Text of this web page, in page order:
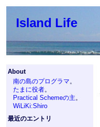
Island Life
About
南の島のプログラマ。
たまに役者。
Practical Schemeの主。
WiLiKi:Shiro
最近のエントリ